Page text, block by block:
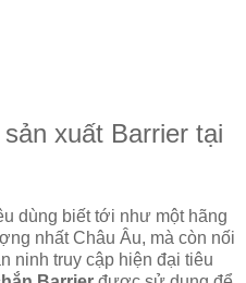
xuất Barrier tại
dùng biết tới như một hãng
nhất Châu Âu, mà còn nối
ninh truy cập hiện đại tiêu